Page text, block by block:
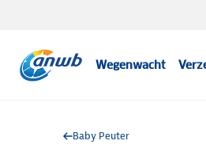
Wegenwacht
Baby Peuter